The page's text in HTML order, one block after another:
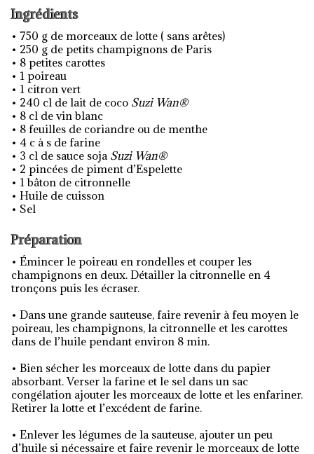
Ingrédients
• 750 g de morceaux de lotte ( sans arêtes)
• 250 g de petits champignons de Paris
• 8 petites carottes
• 1 poireau
• 1 citron vert
• 240 cl de lait de coco Suzi Wan®
• 8 cl de vin blanc
• 8 feuilles de coriandre ou de menthe
• 4 c à s de farine
• 3 cl de sauce soja Suzi Wan®
• 2 pincées de piment d’Espelette
• 1 bâton de citronnelle
• Huile de cuisson
• Sel
Préparation
• Émincer le poireau en rondelles et couper les
champignons en deux. Détailler la citronnelle en 4
tronçons puis les écraser.
• Dans une grande sauteuse, faire revenir à feu moyen le
poireau, les champignons, la citronnelle et les carottes
dans de l’huile pendant environ 8 min.
• Bien sécher les morceaux de lotte dans du papier
absorbant. Verser la farine et le sel dans un sac
congélation ajouter les morceaux de lotte et les enfariner.
Retirer la lotte et l’excédent de farine.
• Enlever les légumes de la sauteuse, ajouter un peu
d’huile si nécessaire et faire revenir le morceaux de lotte